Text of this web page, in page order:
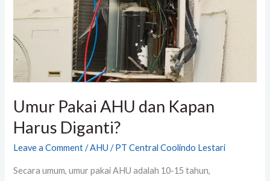
Umur Pakai AHU dan Kapan
Harus Diganti?
Leave a Comment /AHU /PT Central Coolindo Lestari
Secara umum, umur pakai AHU adalah 10-15 tahun,
Harus